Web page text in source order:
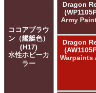
ココアブラウ
ン（艦艇色）
(H17)
水性ホビーカ
ラー
Dragon
Army
Dragon
Warpaints